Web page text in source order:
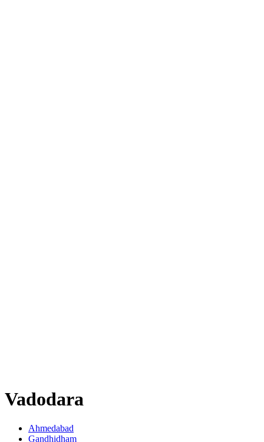
Vadodara
Ahmedabad
Gandhidham